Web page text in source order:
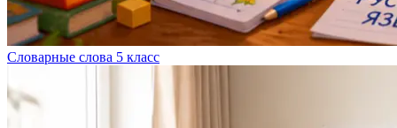
Словарные слова 5 класс